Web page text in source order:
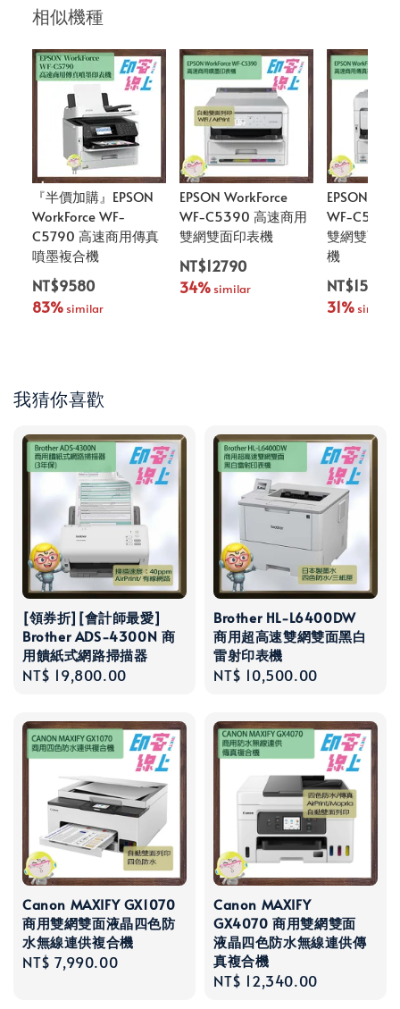
相似機種
『半價加購』EPSON
WorkForce WF-
C5790 高速商用傳真
噴墨複合機
NT$9580
83% similar
EPSON WorkForce
WF-C5390 高速商用
雙網雙面印表機
NT$12790
34% similar
EPSON
WF-C5890
雙網雙面無
機
NT$15800
31% similar
我猜你喜歡
[領券折][會計師最愛]
Brother ADS-4300N 商
用饋紙式網路掃描器
Regular
NT$ 19,800.00
Brother HL-L6400DW
商用超高速雙網雙面黑白
雷射印表機
Regular
NT$ 10,500.00
Canon MAXIFY GX1070
商用雙網雙面液晶四色防
水無線連供複合機
Regular
NT$ 7,990.00
Canon MAXIFY
GX4070 商用雙網雙面
液晶四色防水無線連供傳
真複合機
Regular
NT$ 12,340.00